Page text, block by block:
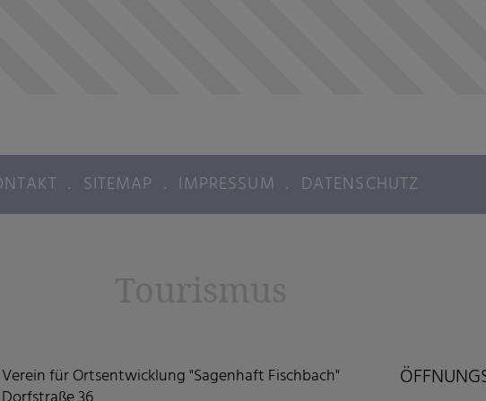
. SITEMAP . IMPRESSUM . DATENSCHUTZ
Verein für Ortsentwicklung "Sagenhaft Fischbach"
Dorfstraße 36